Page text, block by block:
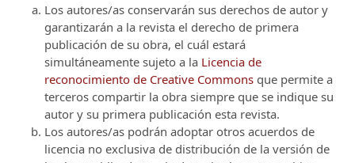
Los autores/as conservarán sus derechos de autor y
garantizarán a la revista el derecho de primera
publicación de su obra, el cuál estará
simultáneamente sujeto a la Licencia de
reconocimiento de Creative Commons que permite a
terceros compartir la obra siempre que se indique su
autor y su primera publicación esta revista.
Los autores/as podrán adoptar otros acuerdos de
licencia no exclusiva de distribución de la versión de